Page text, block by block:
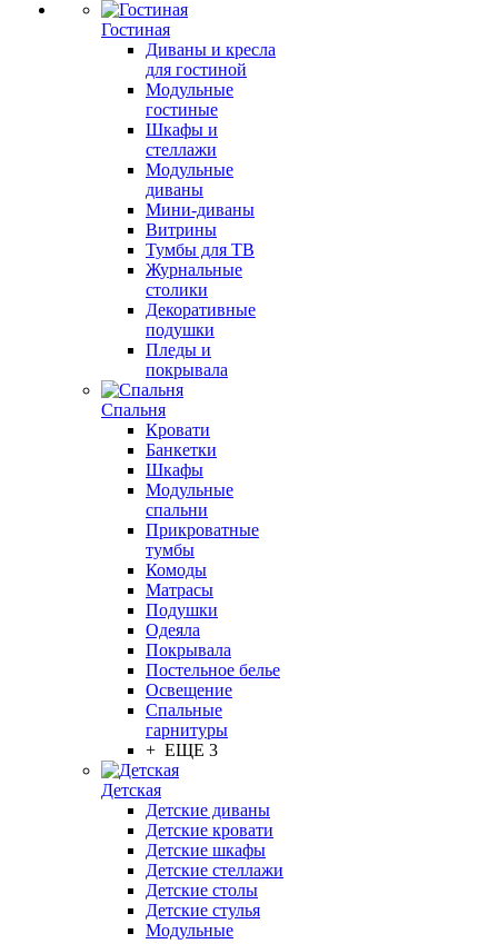
Гостиная
Диваны и кресла
для гостиной
Модульные
гостиные
Шкафы и
стеллажи
Модульные
диваны
Мини-диваны
Витрины
Тумбы для ТВ
Журнальные
столики
Декоративные
подушки
Пледы и
покрывала
Спальня
Кровати
Банкетки
Шкафы
Модульные
спальни
Прикроватные
тумбы
Комоды
Матрасы
Подушки
Одеяла
Покрывала
Постельное белье
Освещение
Спальные
гарнитуры
+ ЕЩЕ 3
Детская
Детские диваны
Детские кровати
Детские шкафы
Детские стеллажи
Детские столы
Детские стулья
Модульные